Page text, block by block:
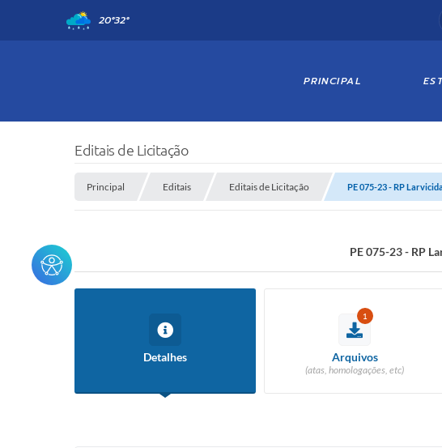
20°32°
PRINCIPAL
Editais de Licitação
Principal Editais Editais de Licitação PE 075-23 - RP
PE 075-23 - RP
Detalhes
1
Arquivos
(atas, homologações, etc)